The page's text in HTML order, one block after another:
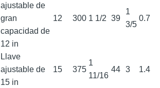
ajustable de
gran
capacidad de
12 in
12 300 1 1/2 39
1
3/5
0.7
Llave
ajustable de
15 in
15 375
1
11/16
44 3 1.4